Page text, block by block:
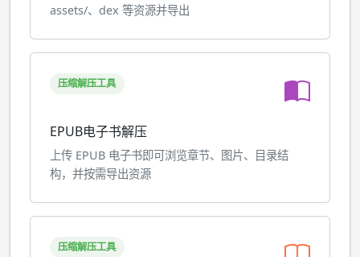
assets/、dex 等资源并导出
压缩解压工具
EPUB电子书解压
上传 EPUB 电子书即可浏览章节、图片、目录结
构，并按需导出资源
压缩解压工具